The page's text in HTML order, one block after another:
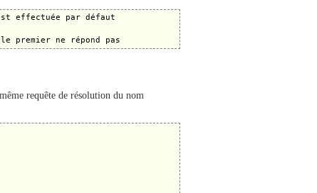
effectuée par défaut
requête de résolution du nom